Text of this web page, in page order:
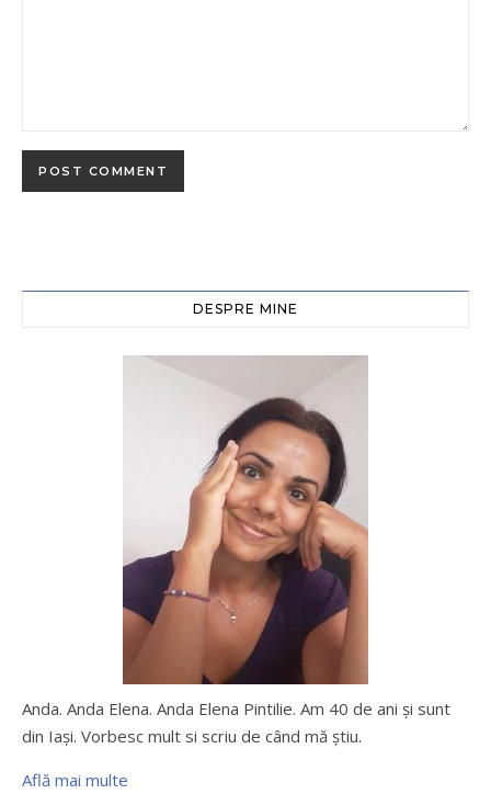
DESPRE MINE
Anda. Anda Elena. Anda Elena Pintilie. Am 40 de ani şi sunt
din Iaşi. Vorbesc mult si scriu de când mă ştiu.
Află mai multe